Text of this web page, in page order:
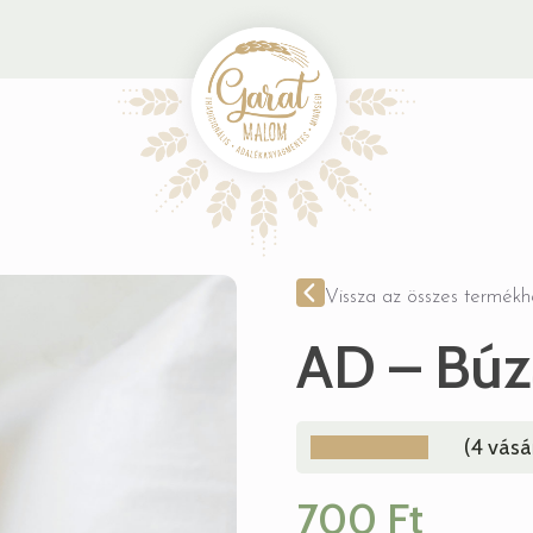
Vissza az összes
AD –
(4
700 Ft